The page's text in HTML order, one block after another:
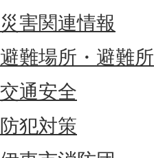
災害関連情報
避難場所・避難所
交通安全
防犯対策